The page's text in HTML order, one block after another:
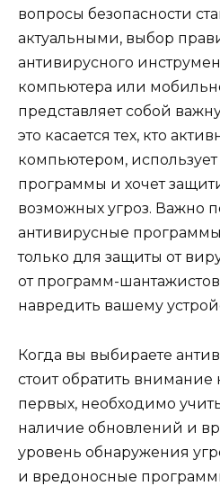
вопросы безопасности
актуальными, выбор
антивирусного
компьютера или
представляет собой
это касается тех, кто
компьютером,
программы и хочет
возможных угроз. Важно
антивирусные
только для защиты от
от программ-
навредить вашему
Когда вы выбираете
стоит обратить внимание
первых, необходимо
наличие обновлений и
уровень обнаружения
и вредоносные